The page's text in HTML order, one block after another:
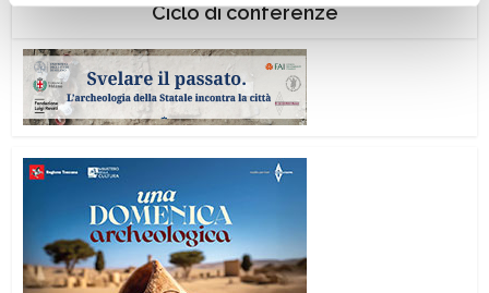
Ciclo di conferenze